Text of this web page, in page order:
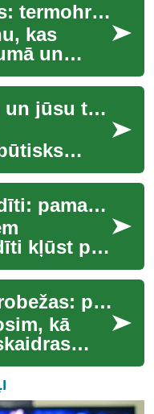
Krāsas kas mainās: termohromiskais dizains mājā
kas
un
krēsls,
pa to
Drošība uz ceļiem un jūsu transports
drošību
Aizdevumi un kredīti: pamatprincipi un praktiski padomi
kļūst par
pārvaldītu
Komunikācija un robežas: padomi ilgtermiņa attiecībām
kā
veidot